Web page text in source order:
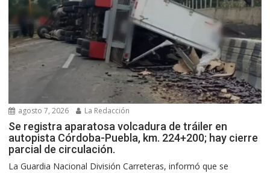
agosto 7, 2026 La Redacción
Se registra aparatosa volcadura de tráiler en
autopista Córdoba-Puebla, km. 224+200; hay cierre
parcial de circulación.
La Guardia Nacional División Carreteras, informó que se